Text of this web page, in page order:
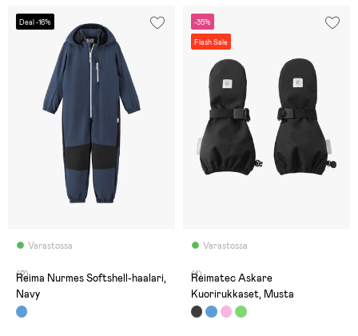
Deal -16%
Varastossa
(2)
Reima Nurmes Softshell-haalari,
Navy
-35%
Flash Sale
Varastossa
(1)
Reimatec Askare
Kuorirukkaset, Musta